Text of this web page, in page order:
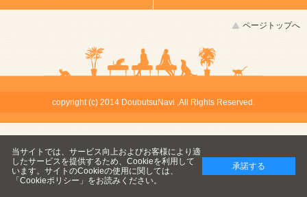
ページトップへ
copyright (c) 2014 DoubutsuNavi ,All Rights Reserved.
当サイトでは、サービス向上およびお客様により適
したサービスを提供するため、Cookieを利用して
います。サイトのCookieの使用に関しては、
「Cookieポリシー」 をお読みください。
承諾する